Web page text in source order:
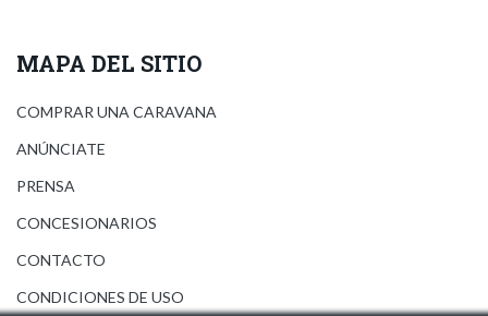
MAPA DEL SITIO
COMPRAR UNA CARAVANA
ANÚNCIATE
PRENSA
CONCESIONARIOS
CONTACTO
CONDICIONES DE USO